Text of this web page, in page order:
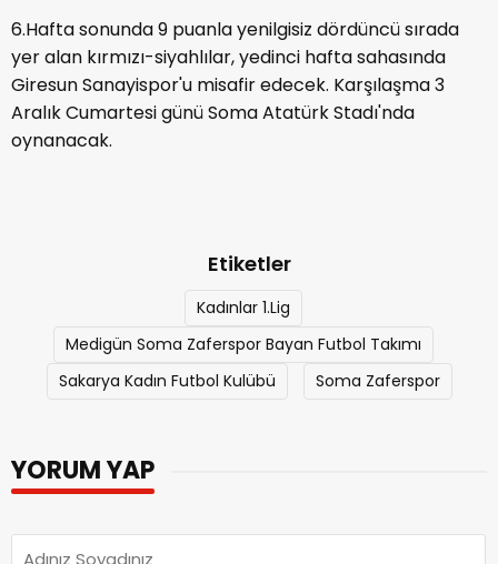
6.Hafta sonunda 9 puanla yenilgisiz dördüncü sırada
yer alan kırmızı-siyahlılar, yedinci hafta sahasında
Giresun Sanayispor'u misafir edecek. Karşılaşma 3
Aralık Cumartesi günü Soma Atatürk Stadı'nda
oynanacak.
Etiketler
Kadınlar 1.Lig
Medigün Soma Zaferspor Bayan Futbol Takımı
Sakarya Kadın Futbol Kulübü
Soma Zaferspor
YORUM YAP